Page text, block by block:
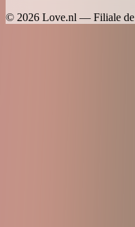
© 2026 Love.nl — Filiale de